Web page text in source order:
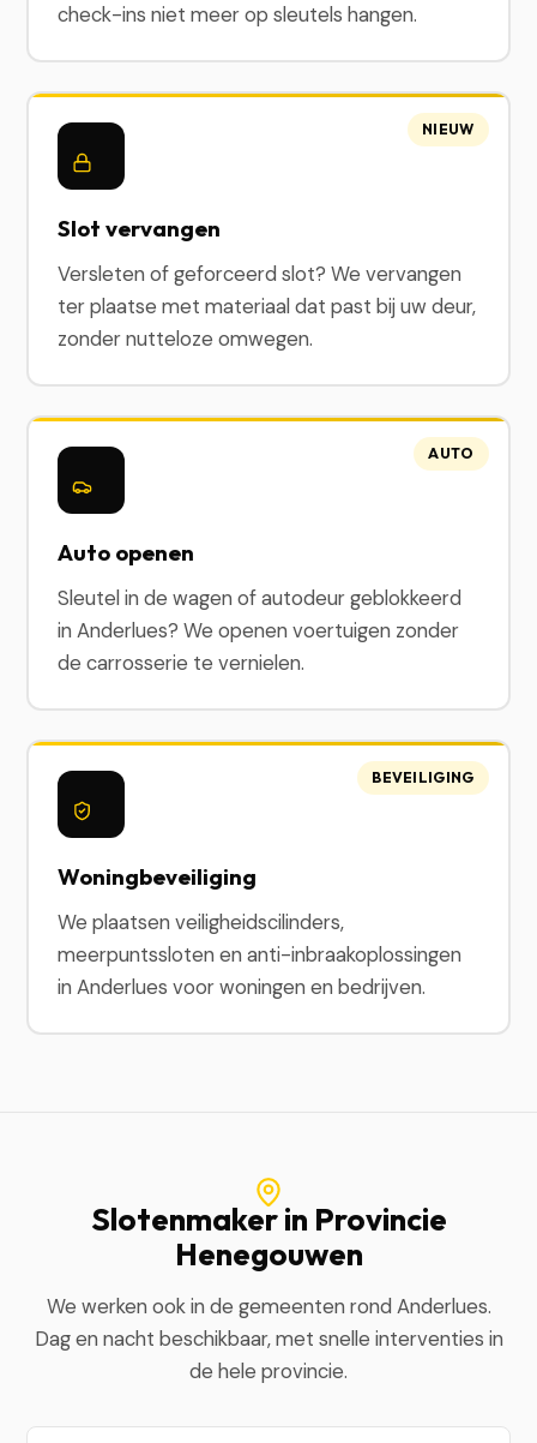
check-ins niet meer op sleutels hangen.
Slot vervangen
Versleten of geforceerd slot? We vervangen
ter plaatse met materiaal dat past bij uw deur,
zonder nutteloze omwegen.
NIEUW
Auto openen
Sleutel in de wagen of autodeur geblokkeerd
in Anderlues? We openen voertuigen zonder
de carrosserie te vernielen.
AUTO
Woningbeveiliging
We plaatsen veiligheidscilinders,
meerpuntssloten en anti-inbraakoplossingen
in Anderlues voor woningen en bedrijven.
BEVEILIGING
Slotenmaker in Provincie
Henegouwen
We werken ook in de gemeenten rond Anderlues.
Dag en nacht beschikbaar, met snelle interventies in
de hele provincie.